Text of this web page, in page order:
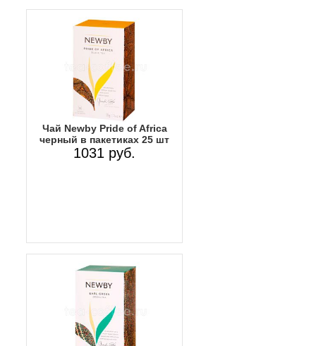
Чай Newby Pride of Africa
черный в пакетиках 25 шт
1031 руб.